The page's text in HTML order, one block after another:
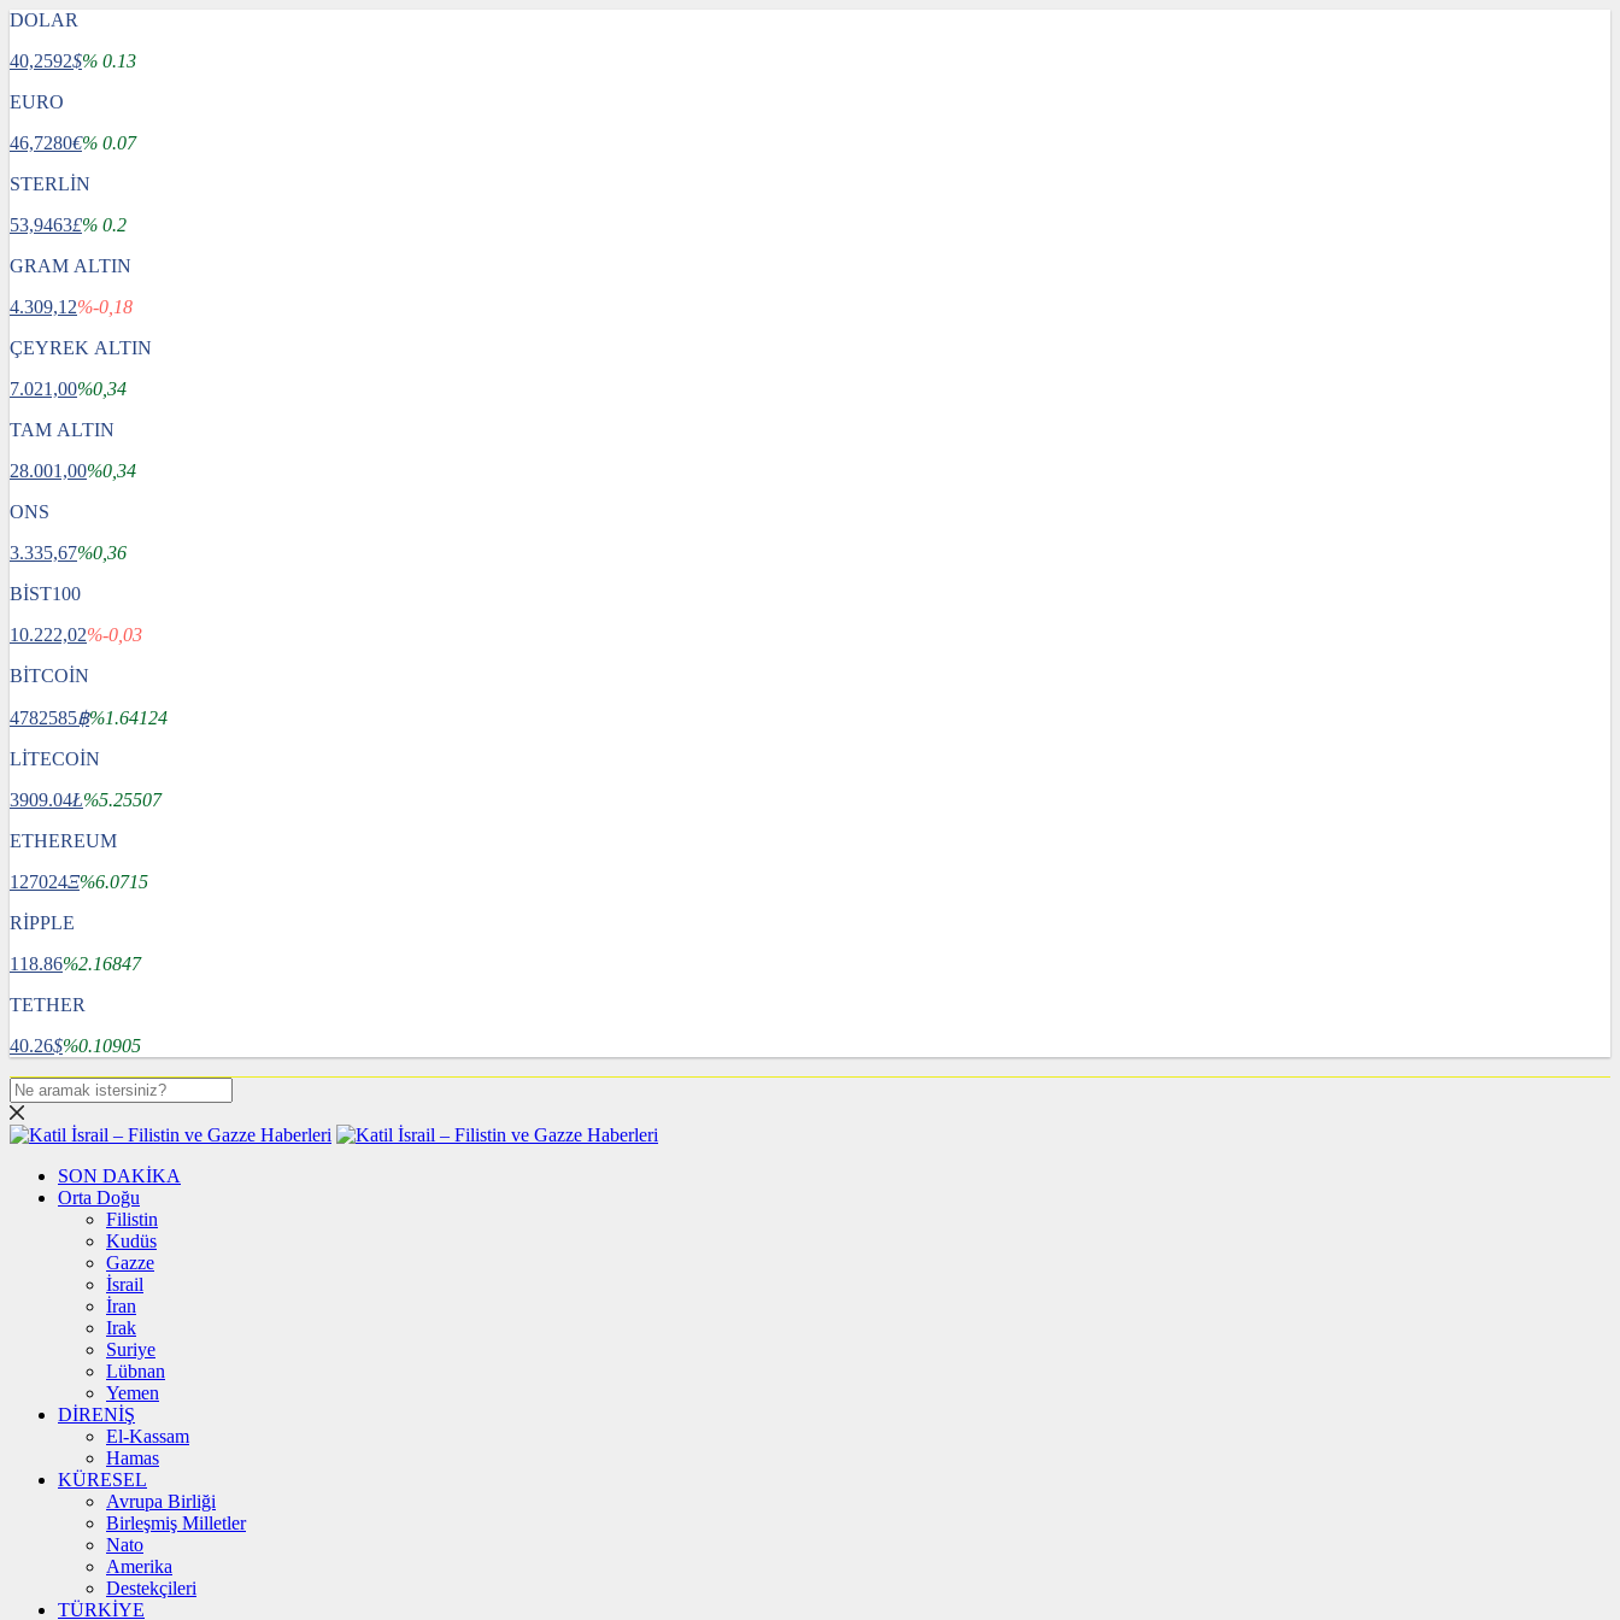
DOLAR
40,2592$% 0.13
EURO
46,7280€% 0.07
STERLİN
53,9463£% 0.2
GRAM ALTIN
4.309,12%-0,18
ÇEYREK ALTIN
7.021,00%0,34
TAM ALTIN
28.001,00%0,34
ONS
3.335,67%0,36
BİST100
10.222,02%-0,03
BİTCOİN
4782585฿%1.64124
LİTECOİN
3909.04Ł%5.25507
ETHEREUM
127024Ξ%6.0715
RİPPLE
118.86%2.16847
TETHER
40.26$%0.10905
SON DAKİKA
Orta Doğu
Filistin
Kudüs
Gazze
İsrail
İran
Irak
Suriye
Lübnan
Yemen
DİRENİŞ
El-Kassam
Hamas
KÜRESEL
Avrupa Birliği
Birleşmiş Milletler
Nato
Amerika
Destekçileri
TÜRKİYE